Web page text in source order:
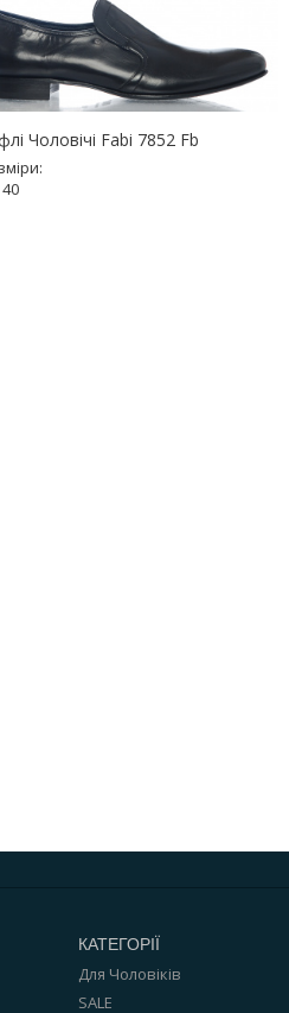
Чоловічі Fabi 7852 Fb
КАТЕГОРІЇ
Для Чоловіків
SALE